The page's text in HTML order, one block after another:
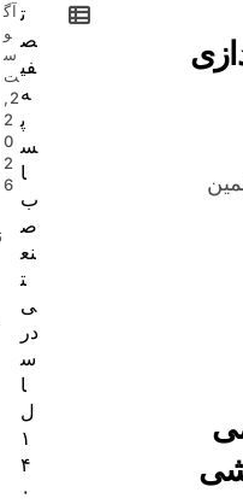
ت
ص
فی
ه
پ
س
ا
ب
ص
نع
ت
ی
در
س
ا
ل
۱
۴
۰
آگ
و
س
ت
2,
2
0
2
6